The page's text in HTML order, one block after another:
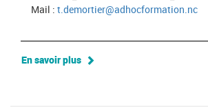
Mail : t.demortier@adhocformation.nc
En savoir plus